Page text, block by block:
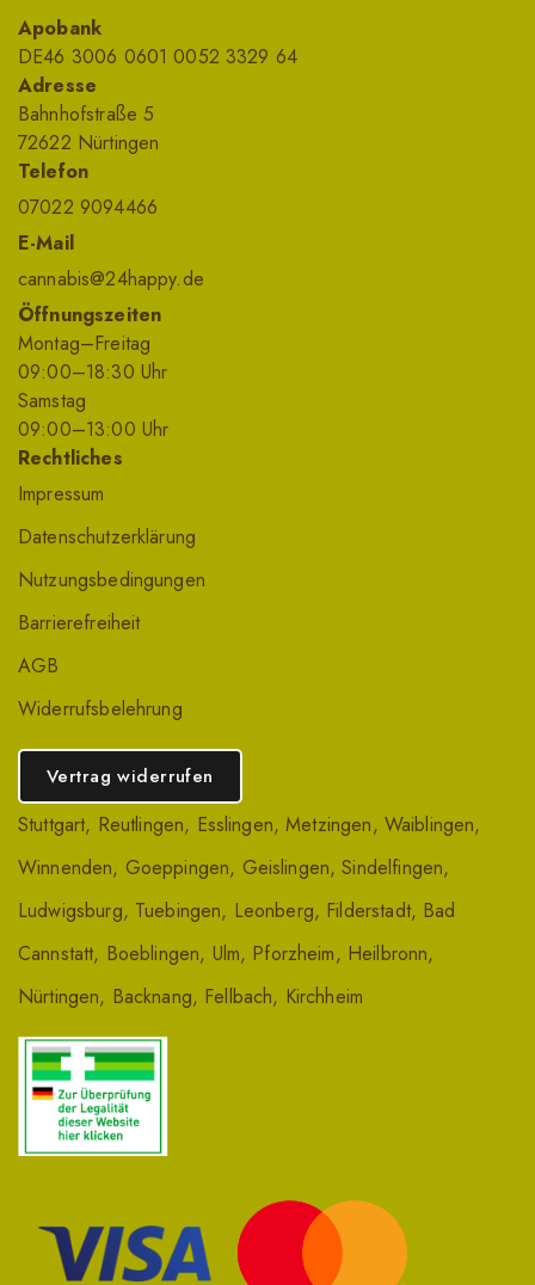
Apobank
DE46 3006 0601 0052 3329 64
Adresse
Bahnhofstraße 5
72622 Nürtingen
Telefon
07022 9094466
E-Mail
cannabis@24happy.de
Öffnungszeiten
Montag–Freitag
09:00–18:30 Uhr
Samstag
09:00–13:00 Uhr
Rechtliches
Impressum
Datenschutzerklärung
Nutzungsbedingungen
Barrierefreiheit
AGB
Widerrufsbelehrung
Vertrag widerrufen
Stuttgart, Reutlingen, Esslingen,Metzingen, Waiblingen,
Winnenden, Goeppingen, Geislingen,Sindelfingen,
Ludwigsburg, Tuebingen, Leonberg, Filderstadt, Bad
Cannstatt, Boeblingen, Ulm, Pforzheim, Heilbronn,
Nürtingen, Backnang, Fellbach, Kirchheim